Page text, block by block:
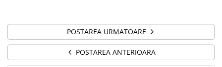
POSTAREA URMATOARE
POSTAREA ANTERIOARA